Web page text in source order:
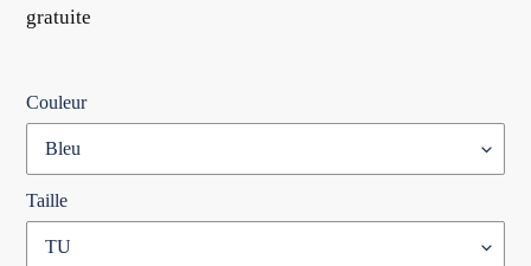
gratuite
Couleur
Taille